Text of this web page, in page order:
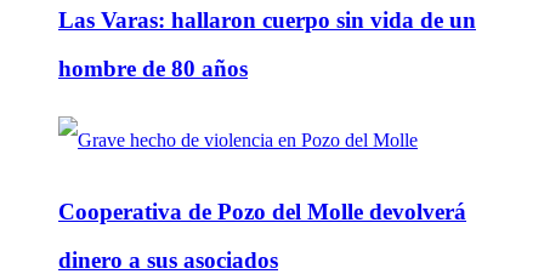
Las Varas: hallaron cuerpo sin vida de un
hombre de 80 años
Cooperativa de Pozo del Molle devolverá
dinero a sus asociados